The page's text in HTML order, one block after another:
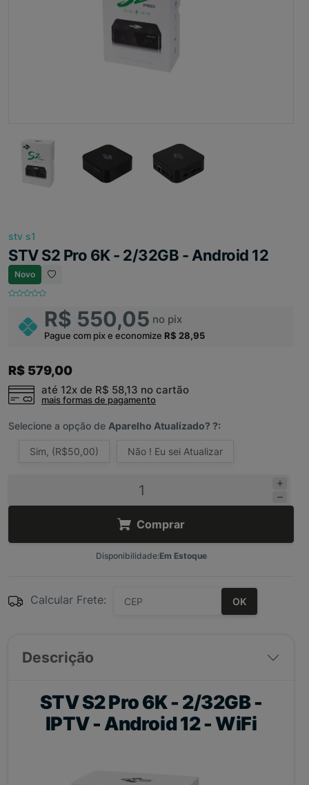
stv s1
STV S2 Pro 6K - 2/32GB - Android 12
Novo
R$ 550,05 no pix
Pague com pix e economize R$ 28,95
R$ 579,00
até 12x de R$ 58,13 no cartão
mais formas de pagamento
Selecione a opção de Aparelho Atualizado? ?:
Sim, (R$50,00) Não ! Eu sei Atualizar
Comprar
Disponibilidade:Em Estoque
Calcular Frete: OK
Descrição
STV S2 Pro 6K - 2/32GB -
IPTV - Android 12 - WiFi